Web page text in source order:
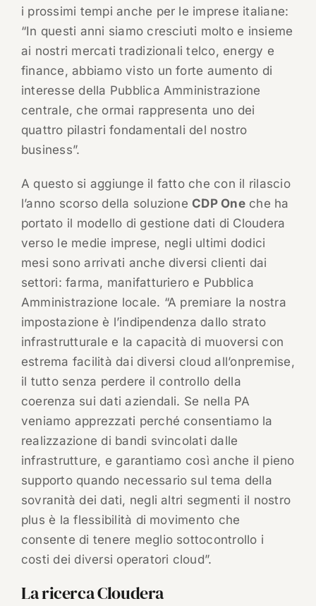
i prossimi tempi anche per le imprese italiane:
“In questi anni siamo cresciuti molto e insieme
ai nostri mercati tradizionali telco, energy e
finance, abbiamo visto un forte aumento di
interesse della Pubblica Amministrazione
centrale, che ormai rappresenta uno dei
quattro pilastri fondamentali del nostro
business”.
A questo si aggiunge il fatto che con il rilascio
l’anno scorso della soluzioneCDP Oneche ha
portato il modello di gestione dati di Cloudera
verso le medie imprese, negli ultimi dodici
mesi sono arrivati anche diversi clienti dai
settori: farma, manifatturiero e Pubblica
Amministrazione locale. “A premiare la nostra
impostazione è l’indipendenza dallo strato
infrastrutturale e la capacità di muoversi con
estrema facilità dai diversi cloud all’onpremise,
il tutto senza perdere il controllo della
coerenza sui dati aziendali. Se nella PA
veniamo apprezzati perché consentiamo la
realizzazione di bandi svincolati dalle
infrastrutture, e garantiamo così anche il pieno
supporto quando necessario sul tema della
sovranità dei dati, negli altri segmenti il nostro
plus è la flessibilità di movimento che
consente di tenere meglio sottocontrollo i
costi dei diversi operatori cloud”.
La ricerca Cloudera